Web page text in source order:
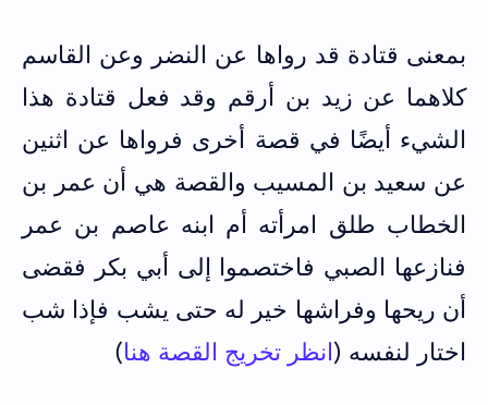
بمعنى قتادة قد رواها عن النضر وعن القاسم
كلاهما عن زيد بن أرقم وقد فعل قتادة هذا
الشيء أيضًا في قصة أخرى فرواها عن اثنين
عن سعيد بن المسيب والقصة هي أن عمر بن
الخطاب طلق امرأته أم ابنه عاصم بن عمر
فنازعها الصبي فاختصموا إلى أبي بكر فقضى
أن ريحها وفراشها خير له حتى يشب فإذا شب
اختار لنفسه (انظر تخريج القصة هنا)